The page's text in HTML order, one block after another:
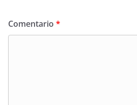
Comentario *